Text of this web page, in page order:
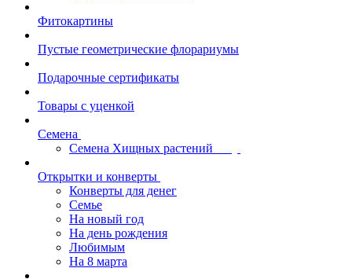
Фитокартины
Пустые геометрические флорариумы
Подарочные сертификаты
Товары с уценкой
Семена
Семена Хищных растений
Открытки и конверты
Конверты для денег
Семье
На новый год
На день рождения
Любимым
На 8 марта